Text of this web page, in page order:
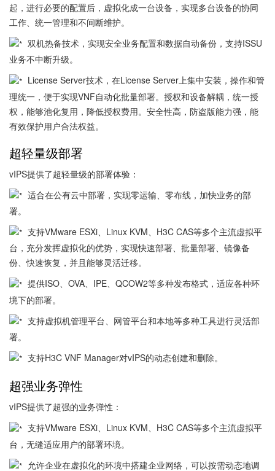
起，进行必要的配置后，虚拟化成一台设备，实现多台设备的协同
工作、统一管理和不间断维护。
双机热备技术，实现安全业务配置和数据自动备份，支持ISSU
业务不中断升级。
License Server技术，在License Server上集中安装，操作和管
理统一，便于实现VNF自动化批量部署。授权和设备解耦，统一授
权，能够池化复用，降低授权费用。安全性高，防盗版能力强，能
有效保护用户合法权益。
超轻量级部署
vIPS提供了超轻量级的部署体验：
适合在公有云中部署，实现零运输、零布线，加快业务的部
署。
支持VMware ESXi、Linux KVM、H3C CAS等多个主流虚拟平
台，充分发挥虚拟化的优势，实现快速部署、批量部署、镜像备
份、快速恢复，并且能够灵活迁移。
提供ISO、OVA、IPE、QCOW2等多种发布格式，适应各种环
境下的部署。
支持虚拟机管理平台、网管平台和本地等多种工具进行灵活部
署。
支持H3C VNF Manager对vIPS的动态创建和删除。
超强业务弹性
vIPS提供了超强的业务弹性：
支持VMware ESXi、Linux KVM、H3C CAS等多个主流虚拟平
台，无缝适应用户的部署环境。
允许企业在虚拟化的环境中搭建企业网络，可以按需动态地调